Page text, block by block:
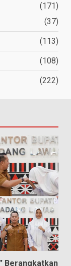
(171)
(37)
(113)
(108)
(222)
Berangkatkan